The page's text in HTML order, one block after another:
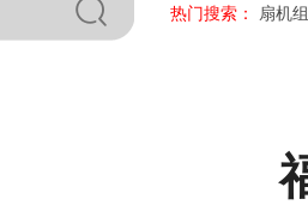
热门搜索： 扇机